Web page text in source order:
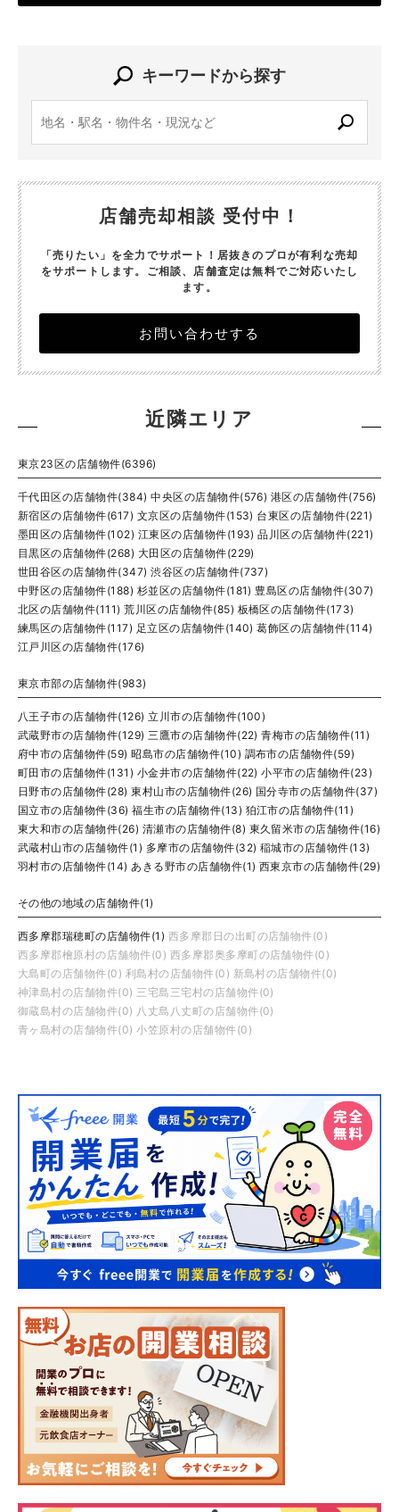
キーワードから探す
店舗売却相談 受付中！
「売りたい」を全力でサポート！居抜きのプロが有利な売却
をサポートします。 ご相談、店舗査定は無料でご対応いたし
ます。
お問い合わせする
近隣エリア
東京23区の店舗物件(6396)
千代田区の店舗物件(384) 中央区の店舗物件(576) 港区の店舗物件(756)
新宿区の店舗物件(617) 文京区の店舗物件(153) 台東区の店舗物件(221)
墨田区の店舗物件(102) 江東区の店舗物件(193) 品川区の店舗物件(221)
目黒区の店舗物件(268) 大田区の店舗物件(229)
世田谷区の店舗物件(347) 渋谷区の店舗物件(737)
中野区の店舗物件(188) 杉並区の店舗物件(181) 豊島区の店舗物件(307)
北区の店舗物件(111) 荒川区の店舗物件(85) 板橋区の店舗物件(173)
練馬区の店舗物件(117) 足立区の店舗物件(140) 葛飾区の店舗物件(114)
江戸川区の店舗物件(176)
東京市部の店舗物件(983)
八王子市の店舗物件(126) 立川市の店舗物件(100)
武蔵野市の店舗物件(129) 三鷹市の店舗物件(22) 青梅市の店舗物件(11)
府中市の店舗物件(59) 昭島市の店舗物件(10) 調布市の店舗物件(59)
町田市の店舗物件(131) 小金井市の店舗物件(22) 小平市の店舗物件(23)
日野市の店舗物件(28) 東村山市の店舗物件(26) 国分寺市の店舗物件(37)
国立市の店舗物件(36) 福生市の店舗物件(13) 狛江市の店舗物件(11)
東大和市の店舗物件(26) 清瀬市の店舗物件(8) 東久留米市の店舗物件(16)
武蔵村山市の店舗物件(1) 多摩市の店舗物件(32) 稲城市の店舗物件(13)
羽村市の店舗物件(14) あきる野市の店舗物件(1) 西東京市の店舗物件(29)
その他の地域の店舗物件(1)
西多摩郡瑞穂町の店舗物件(1) 西多摩郡日の出町の店舗物件(0)
西多摩郡檜原村の店舗物件(0) 西多摩郡奥多摩町の店舗物件(0)
大島町の店舗物件(0) 利島村の店舗物件(0) 新島村の店舗物件(0)
神津島村の店舗物件(0) 三宅島三宅村の店舗物件(0)
御蔵島村の店舗物件(0) 八丈島八丈町の店舗物件(0)
青ヶ島村の店舗物件(0) 小笠原村の店舗物件(0)